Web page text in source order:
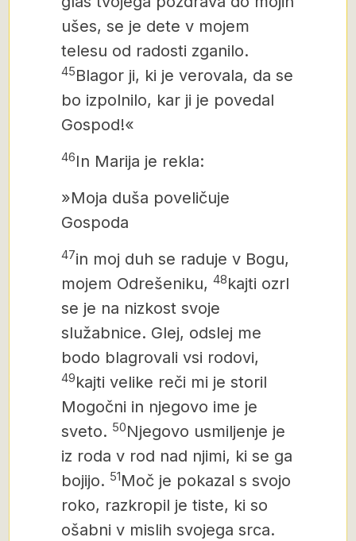
ušes, se je dete v mojem
telesu od radosti zganilo.
45Blagor ji, ki je verovala, da se
bo izpolnilo, kar ji je povedal
Gospod!«
46In Marija je rekla:
»Moja duša poveličuje
Gospoda
47in moj duh se raduje v Bogu,
mojem Odrešeniku, 48kajti ozrl
se je na nizkost svoje
služabnice. Glej, odslej me
bodo blagrovali vsi rodovi,
49kajti velike reči mi je storil
Mogočni in njegovo ime je
sveto. 50Njegovo usmiljenje je
iz roda v rod nad njimi, ki se ga
bojijo. 51Moč je pokazal s svojo
roko, razkropil je tiste, ki so
ošabni v mislih svojega srca.